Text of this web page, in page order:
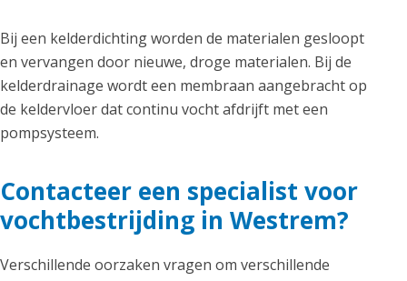
Bij een kelderdichting worden de materialen gesloopt
en vervangen door nieuwe, droge materialen. Bij de
kelderdrainage wordt een membraan aangebracht op
de keldervloer dat continu vocht afdrijft met een
pompsysteem.
Contacteer een specialist voor
vochtbestrijding in Westrem?
Verschillende oorzaken vragen om verschillende